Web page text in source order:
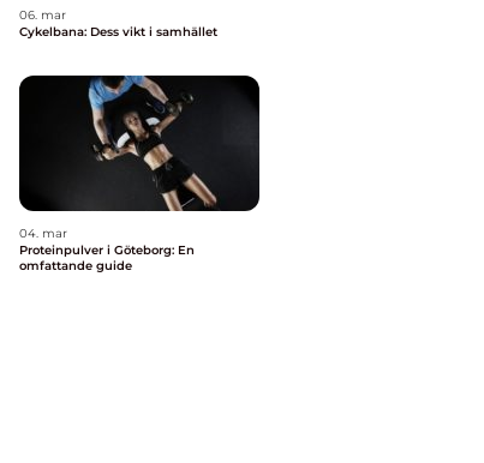
06. mar
Cykelbana: Dess vikt i samhället
04. mar
Proteinpulver i Göteborg: En
omfattande guide